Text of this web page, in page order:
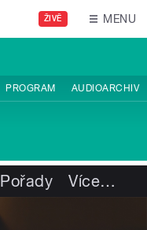
ŽIVĚ MENU
PROGRAM AUDIOARCHIV
Pořady Více…